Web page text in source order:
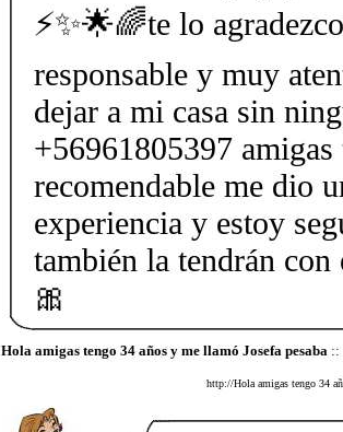
⚡✨🌟🌈te lo
responsable y muy
dejar a mi casa sin
+56961805397 amigas
recomendable me dio
experiencia y estoy
también la tendrán
🎀
Hola amigas tengo 34 años y me llamó Josefa pesaba ::
http://Hola amigas tengo 34